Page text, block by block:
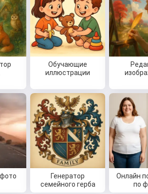
Обучающие
иллюстрации
Генератор
семейного герба
Онлайн
по